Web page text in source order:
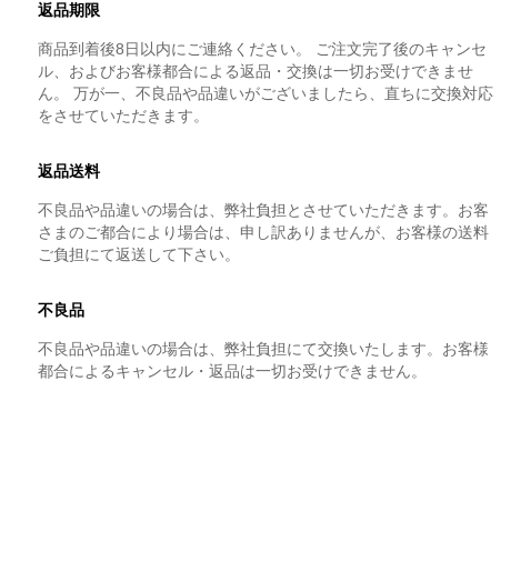
返品期限
商品到着後8日以内にご連絡ください。 ご注文完了後のキャンセ
ル、およびお客様都合による返品・交換は一切お受けできませ
ん。 万が一、不良品や品違いがございましたら、直ちに交換対応
をさせていただきます。
返品送料
不良品や品違いの場合は、弊社負担とさせていただきます。お客
さまのご都合により場合は、申し訳ありませんが、お客様の送料
ご負担にて返送して下さい。
不良品
不良品や品違いの場合は、弊社負担にて交換いたします。お客様
都合によるキャンセル・返品は一切お受けできません。